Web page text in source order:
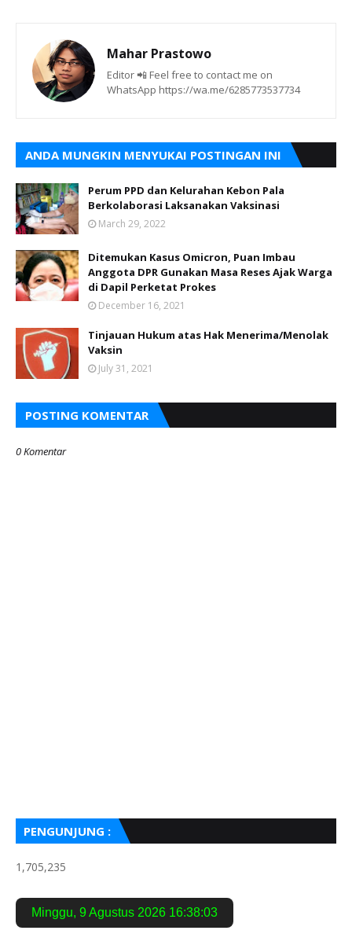
Mahar Prastowo
Editor 📲 Feel free to contact me on
WhatsApp https://wa.me/6285773537734
ANDA MUNGKIN MENYUKAI POSTINGAN INI
Perum PPD dan Kelurahan Kebon Pala
Berkolaborasi Laksanakan Vaksinasi
March 29, 2022
Ditemukan Kasus Omicron, Puan Imbau
Anggota DPR Gunakan Masa Reses Ajak Warga
di Dapil Perketat Prokes
December 16, 2021
Tinjauan Hukum atas Hak Menerima/Menolak
Vaksin
July 31, 2021
POSTING KOMENTAR
0 Komentar
PENGUNJUNG :
1,705,235
Minggu, 9 Agustus 2026 16:38:04